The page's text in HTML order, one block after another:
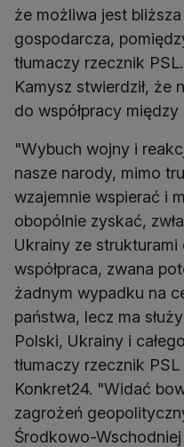
że możliwa jest bliższa
gospodarcza,
tłumaczy rzecznik
Kamysz stwierdził, że
do współpracy
"Wybuch wojny i
nasze narody, mimo
wzajemnie wspierać i
obopólnie zyskać,
Ukrainy ze strukturami
współpraca, zwana
żadnym wypadku na
państwa, lecz ma
Polski, Ukrainy i
tłumaczy rzecznik
Konkret24. "Widać
zagrożeń
Środkowo-Wschodniej